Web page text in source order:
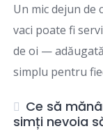
Un mic dejun de
vaci poate fi
de oi —
simplu pentru
Ce să
simți nevoia